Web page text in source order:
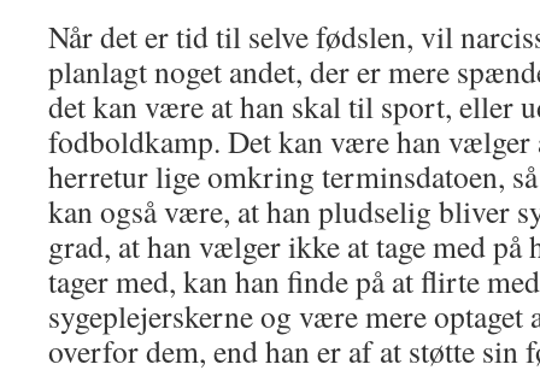
Når det er tid til selve fødslen, vil
planlagt noget andet, der er mere
det kan være at han skal til sport, eller
fodboldkamp. Det kan være han vælger
herretur lige omkring terminsdatoen,
kan også være, at han pludselig bliver
grad, at han vælger ikke at tage med på
tager med, kan han finde på at flirte
sygeplejerskerne og være mere optaget
overfor dem, end han er af at støtte sin